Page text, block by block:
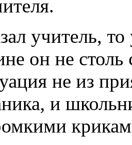
учитель,
он не
не из
и